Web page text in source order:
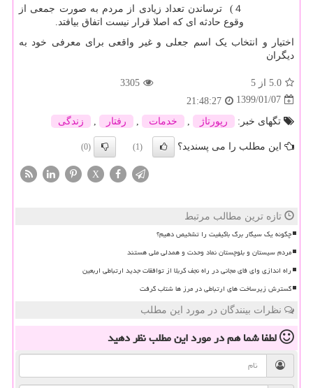
４) ترساندن تعداد زیادی از مردم به صورت جمعی از
وقوع حادثه ای که اصلا قرار نیست اتفاق بیافتد.
اختیار و انتخاب یک اسم جعلی و غیر واقعی برای معرفی خود به
دیگران
5.0 از 5
3305
1399/01/07
21:48:27
تگهای خبر:
رپورتاژ خدمات رفتار زندگی
این مطلب را می پسندید؟ (1)
(0)
X
تازه ترین مطالب مرتبط
چگونه یک سیگار برگ باکیفیت را تشخیص دهیم؟
مردم سیستان و بلوچستان نماد وحدت و همدلی ملی هستند
راه اندازی وای فای مجانی در راه نجف کربلا از توافقات جدید ارتباطی اربعین
گسترش زیرساخت های ارتباطی در مرز ها شتاب گرفت
نظرات بینندگان در مورد این مطلب
لطفا شما همدر مورد این مطلبنظر دهید